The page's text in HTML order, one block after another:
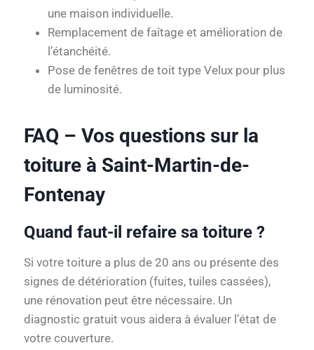
une maison individuelle.
Remplacement de faîtage et amélioration de
l’étanchéité.
Pose de fenêtres de toit type Velux pour plus
de luminosité.
FAQ – Vos questions sur la
toiture à Saint-Martin-de-
Fontenay
Quand faut-il refaire sa toiture ?
Si votre toiture a plus de 20 ans ou présente des
signes de détérioration (fuites, tuiles cassées),
une rénovation peut être nécessaire. Un
diagnostic gratuit vous aidera à évaluer l’état de
votre couverture.